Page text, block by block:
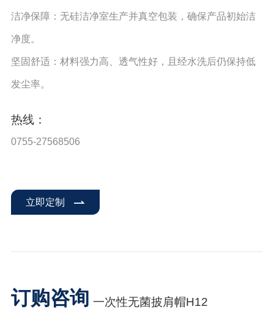
洁净保障：无硅洁净室生产并真空包装，确保产品初始洁
净度。
坚固舒适：材料强力高、透气性好，且经水洗后仍保持低
发尘率。
热线：
0755-27568506
立即定制
订购咨询 一次性无菌披肩帽H12